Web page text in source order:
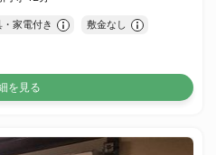
・家電付き 敷金なし
を見る